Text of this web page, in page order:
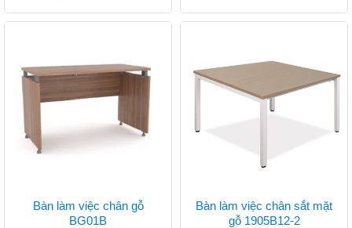
Bàn làm việc chân gỗ
BG01B
Bàn làm việc chân sắt mặt
gỗ 1905B12-2